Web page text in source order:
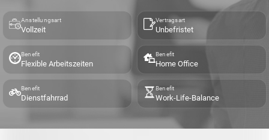
Anstellungsart
Vollzeit
Vertragsart
Unbefristet
Benefit
Flexible Arbeitszeiten
Benefit
Home Office
Benefit
Dienstfahrrad
Benefit
Work-Life-Balance